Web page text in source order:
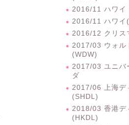
2016/11 ハワイ
2016/11 ハワイ
2016/12 クリス
2017/03 ウォル
(WDW)
2017/03 ユニバ
ダ
2017/06 上海デ
(SHDL)
2018/03 香港デ
(HKDL)